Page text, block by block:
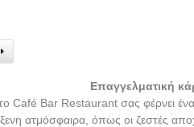
Επαγγελματική
Café Bar Restaurant σας φέρνει
ατμόσφαιρα, όπως οι ζεστές